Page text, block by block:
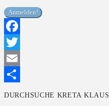
Facebook
Twitter
Email
DURCHSUCHE KRETA KLAUS